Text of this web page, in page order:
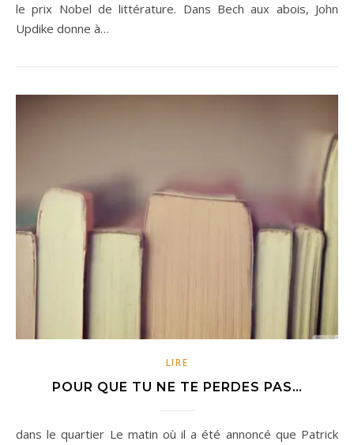
le prix Nobel de littérature. Dans Bech aux abois, John
Updike donne à…
LIRE
POUR QUE TU NE TE PERDES PAS…
dans le quartier Le matin où il a été annoncé que Patrick